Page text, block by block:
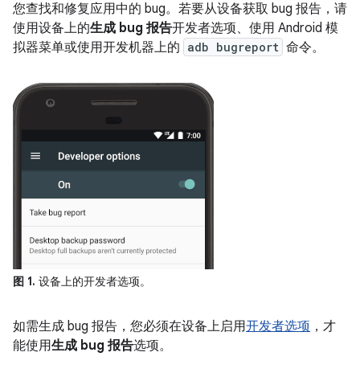
您查找和修复应用中的 bug。若要从设备获取 bug 报告，请
使用设备上的生成 bug 报告开发者选项、使用 Android 模
拟器菜单或使用开发机器上的 adb bugreport 命令。
图 1. 设备上的开发者选项。
如需生成 bug 报告，您必须在设备上启用开发者选项 ，才
能使用生成 bug 报告选项。